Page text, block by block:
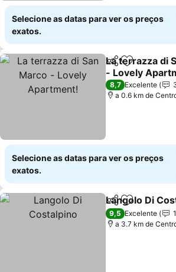
Selecione as datas para ver os preços
exatos.
PartilharAdicionar
La terrazza di
- Lovely
8,7 Excelente
a 0.6 km de
Selecione as datas para ver os preços
exatos.
PartilharAdicionar
Langolo Di
9,5 Excelente
a 3.7 km de